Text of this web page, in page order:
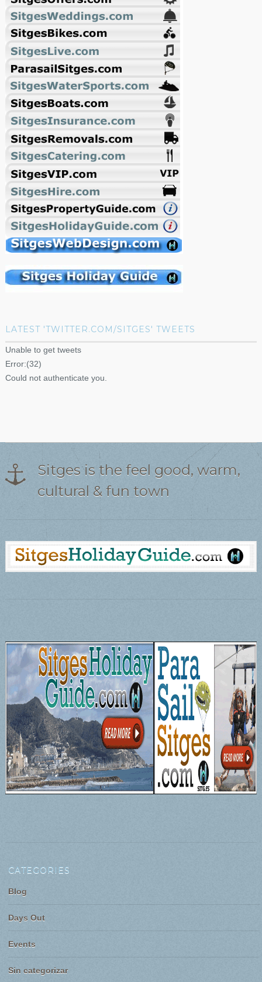
LATEST 'TWITTER.COM/SITGES' TWEETS
Unable to get tweets
Error:(32)
Could not authenticate you.
Sitges is the feel good, warm,
cultural & fun town
CATEGORIES
Blog
Days Out
Events
Sin categorizar